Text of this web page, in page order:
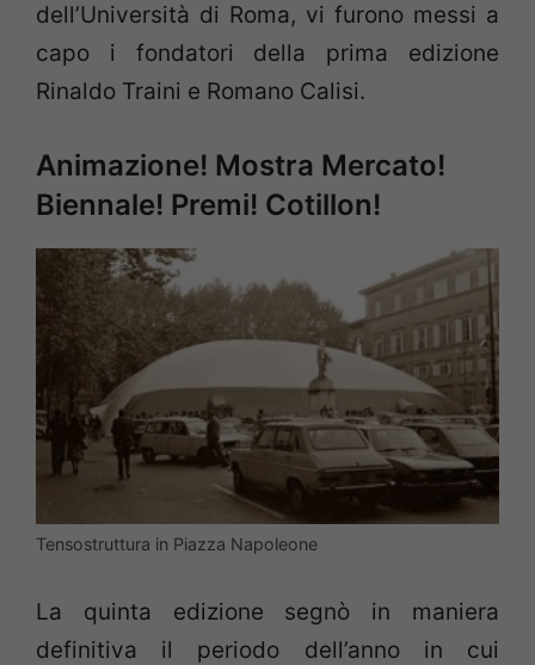
dell’Università di Roma, vi furono messi a
capo i fondatori della prima edizione
Rinaldo Traini e Romano Calisi.
Animazione! Mostra Mercato!
Biennale! Premi! Cotillon!
Tensostruttura in Piazza Napoleone
La quinta edizione segnò in maniera
definitiva il periodo dell’anno in cui